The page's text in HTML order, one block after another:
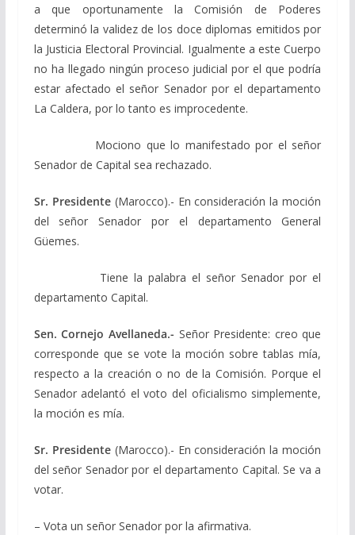
a que oportunamente la Comisión de Poderes
determinó la validez de los doce diplomas emitidos por
la Justicia Electoral Provincial. Igualmente a este Cuerpo
no ha llegado ningún proceso judicial por el que podría
estar afectado el señor Senador por el departamento
La Caldera, por lo tanto es improcedente.
Mociono que lo manifestado por el señor
Senador de Capital sea rechazado.
Sr. Presidente (Marocco).- En consideración la moción
del señor Senador por el departamento General
Güemes.
Tiene la palabra el señor Senador por el
departamento Capital.
Sen. Cornejo Avellaneda.- Señor Presidente: creo que
corresponde que se vote la moción sobre tablas mía,
respecto a la creación o no de la Comisión. Porque el
Senador adelantó el voto del oficialismo simplemente,
la moción es mía.
Sr. Presidente (Marocco).- En consideración la moción
del señor Senador por el departamento Capital. Se va a
votar.
– Vota un señor Senador por la afirmativa.